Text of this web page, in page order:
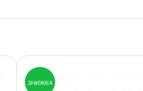
ЗНИЖКА